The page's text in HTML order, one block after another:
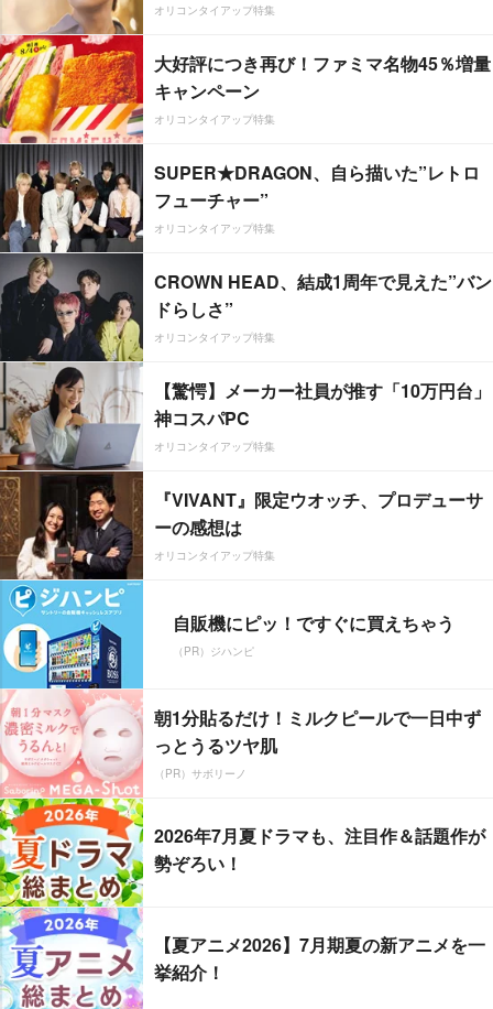
オリコンタイアップ特集
大好評につき再び！ファミマ名物45％増量
キャンペーン
オリコンタイアップ特集
SUPER★DRAGON、自ら描いた”レトロ
フューチャー”
オリコンタイアップ特集
CROWN HEAD、結成1周年で見えた”バン
ドらしさ”
オリコンタイアップ特集
【驚愕】メーカー社員が推す「10万円台」
神コスパPC
オリコンタイアップ特集
『VIVANT』限定ウオッチ、プロデューサ
ーの感想は
オリコンタイアップ特集
自販機にピッ！ですぐに買えちゃう
（PR）ジハンピ
朝1分貼るだけ！ミルクピールで一日中ず
っとうるツヤ肌
（PR）サボリーノ
2026年7月夏ドラマも、注目作＆話題作が
勢ぞろい！
【夏アニメ2026】7月期夏の新アニメを一
挙紹介！